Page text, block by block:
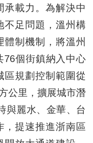
載力。為解決中
不足問題，溫州構
制機制，將溫州
76個街鎮納入中心
區規劃控制範圍從
公里，擴展城市潛
與麗水、金華、台
，提速推進浙南區